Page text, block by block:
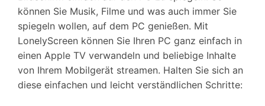
können Sie Musik, Filme und was auch immer Sie
spiegeln wollen, auf dem PC genießen. Mit
LonelyScreen können Sie Ihren PC ganz einfach in
einen Apple TV verwandeln und beliebige Inhalte
von Ihrem Mobilgerät streamen. Halten Sie sich an
diese einfachen und leicht verständlichen Schritte: